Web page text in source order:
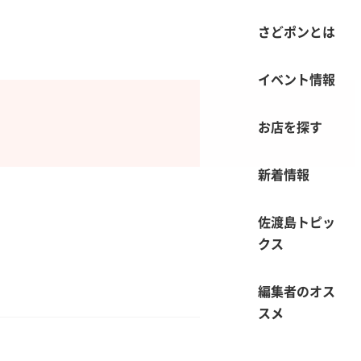
さどポンとは
イベント情報
お店を探す
新着情報
佐渡島トピッ
クス
編集者のオス
スメ